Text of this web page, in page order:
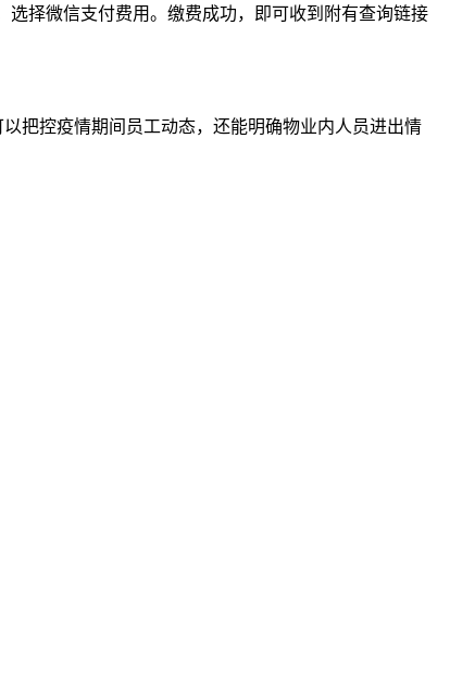
择微信支付费用。缴费成功，即可收到附有查询链接
把控疫情期间员工动态，还能明确物业内人员进出情